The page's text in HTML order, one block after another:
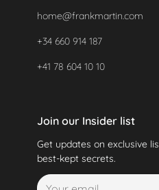
home@frankmartin.com
+34 660 914 187
+41 78 604 10 10
Join our Insider list
Get updates on exclusive
best-kept secrets.